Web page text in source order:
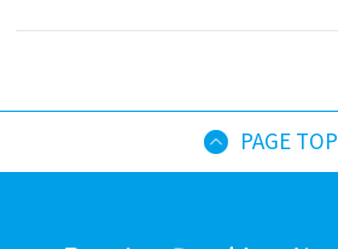
PAGE TOP